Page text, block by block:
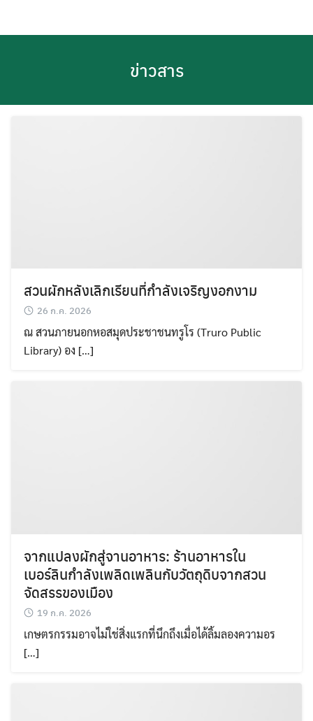
ข่าวสาร
สวนผักหลังเลิกเรียนที่กำลังเจริญงอกงาม
26 ก.ค. 2026
ณ สวนภายนอกหอสมุดประชาชนทรูโร (Truro Public
Library) อง […]
จากแปลงผักสู่จานอาหาร: ร้านอาหารใน
เบอร์ลินกำลังเพลิดเพลินกับวัตถุดิบจากสวน
จัดสรรของเมือง
19 ก.ค. 2026
เกษตรกรรมอาจไม่ใช่สิ่งแรกที่นึกถึงเมื่อได้ลิ้มลองความอร
[…]